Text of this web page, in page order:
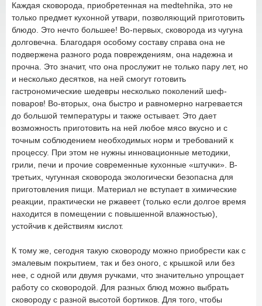
Каждая сковорода, приобретенная на medtehnika, это не
только предмет кухонной утвари, позволяющий приготовить
блюдо. Это нечто большее! Во-первых, сковорода из чугуна
долговечна. Благодаря особому составу справа она не
подвержена разного рода повреждениям, она надежна и
прочна. Это значит, что она прослужит не только пару лет, но
и несколько десятков, на ней смогут готовить
гастрономические шедевры несколько поколений шеф-
поваров! Во-вторых, она быстро и равномерно нагревается
до большой температуры и также остывает. Это дает
возможность приготовить на ней любое мясо вкусно и с
точным соблюдением необходимых норм и требований к
процессу. При этом не нужны инновационные методики,
грили, печи и прочие современные кухонные «штучки». В-
третьих, чугунная сковорода экологически безопасна для
приготовления пищи. Материал не вступает в химические
реакции, практически не ржавеет (только если долгое время
находится в помещении с повышенной влажностью),
устойчив к действиям кислот.
К тому же, сегодня такую сковороду можно приобрести как с
эмалевым покрытием, так и без оного, с крышкой или без
нее, с одной или двумя ручками, что значительно упрощает
работу со сковородой. Для разных блюд можно выбрать
сковороду с разной высотой бортиков. Для того, чтобы